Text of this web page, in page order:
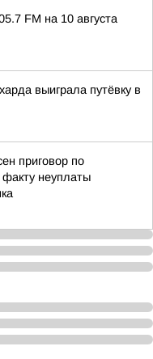
FM на 10 августа
выиграла путёвку в
приговор по
неуплаты